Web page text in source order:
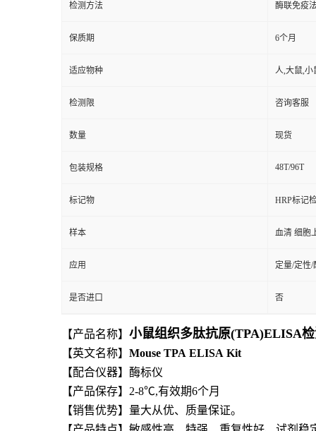
检测方法 酶联免疫
保质期 6个月
适应物种 人,大鼠,小
检测限 咨询客服
数量 现货
包装规格 48T/96T
标记物 HRP标记
样本 血清 细胞
应用 定量/定性/
是否进口 否
【产品名称】 小鼠组织多肽抗原(TPA)ELISA
【英文名称】 Mouse TPA ELISA Kit
【配合仪器】酶标仪
【产品保存】2-8℃,有效期6个月
【销售优势】量大从优、质量保证。